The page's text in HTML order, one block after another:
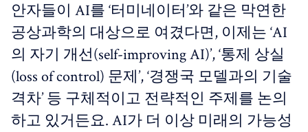
안자들이 AI를 ‘터미네이터’와 같은 막연한
공상과학의 대상으로 여겼다면, 이제는 ‘AI
의 자기 개선(self-improving AI)’, ‘통제 상실
(loss of control) 문제’, ‘경쟁국 모델과의 기술
격차’ 등 구체적이고 전략적인 주제를 논의
하고 있거든요. AI가 더 이상 미래의 가능성